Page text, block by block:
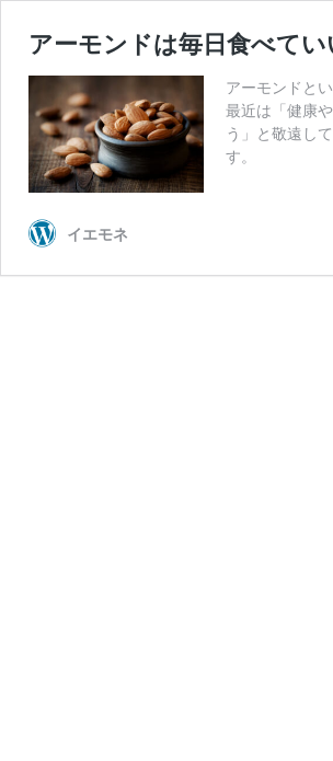
アーモンドは毎日食べて
アーモンドと
最近は「健康
う」と敬遠し
す。
イエモネ